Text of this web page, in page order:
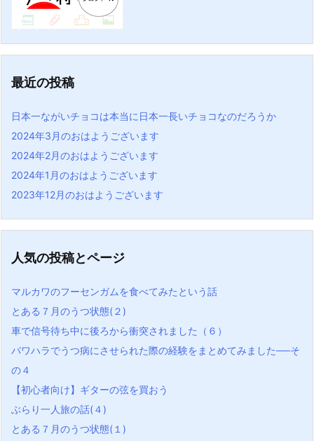
最近の投稿
日本一ながいチョコは本当に日本一長いチョコなのだろうか
2024年3月のおはようございます
2024年2月のおはようございます
2024年1月のおはようございます
2023年12月のおはようございます
人気の投稿とページ
マルカワのフーセンガムを食べてみたという話
とある７月のうつ状態(２)
車で信号待ち中に後ろから衝突されました（６）
パワハラでうつ病にさせられた際の経験をまとめてみました──そ
の４
【初心者向け】ギターの弦を買おう
ぶらり一人旅の話(４)
とある７月のうつ状態(１)